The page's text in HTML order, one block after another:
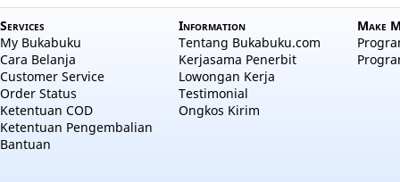
Services
My Bukabuku
Cara Belanja
Customer Service
Order Status
Ketentuan COD
Ketentuan Pengembalian
Bantuan
Information
Tentang Bukabuku.com
Kerjasama Penerbit
Lowongan Kerja
Testimonial
Ongkos Kirim
Make